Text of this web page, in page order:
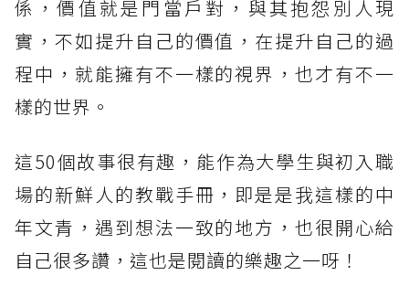
係，價值就是門當戶對，與其抱怨別人現
實，不如提升自己的價值，在提升自己的過
程中，就能擁有不一樣的視界，也才有不一
樣的世界。
這50個故事很有趣，能作為大學生與初入職
場的新鮮人的教戰手冊，即是是我這樣的中
年文青，遇到想法一致的地方，也很開心給
自己很多讚，這也是閱讀的樂趣之一呀！